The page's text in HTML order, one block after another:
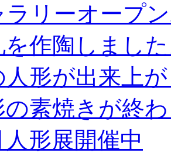
ラリーオープ
を作陶しまし
人形が出来上
の素焼きが終
人形展開催中